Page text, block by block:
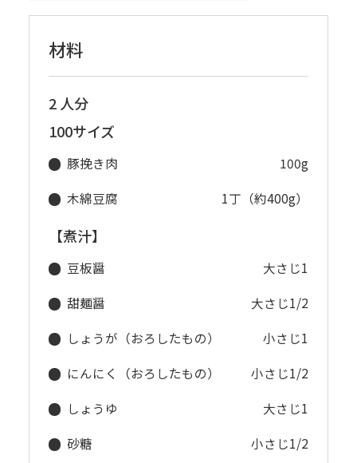
材料
2 人分
100サイズ
豚挽き肉
100g
木綿豆腐
1丁（約400g）
【煮汁】
豆板醤
大さじ1
甜麺醤
大さじ1/2
しょうが（おろしたもの）
小さじ1
にんにく（おろしたもの）
小さじ1/2
しょうゆ
大さじ1
砂糖
小さじ1/2